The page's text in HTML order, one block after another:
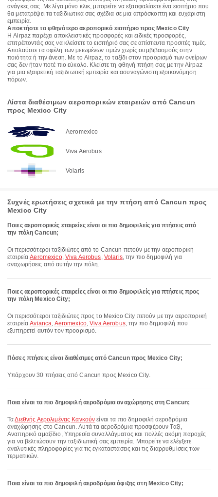
ανάγκες σας. Με λίγα μόνο κλικ, μπορείτε να εξασφαλίσετε ένα εισιτήριο που
θα μετατρέψει τα ταξιδιωτικά σας σχέδια σε μια απρόσκοπτη και ευχάριστη
εμπειρία.
Αποκτήστε το φθηνότερο αεροπορικό εισιτήριο προς Mexico City
Η Airpaz παρέχει αποκλειστικές προσφορές και ειδικές προσφορές,
επιτρέποντάς σας να κλείσετε το εισιτήριό σας σε απίστευτα προσιτές τιμές.
Απολαύστε τα οφέλη των μειωμένων τιμών χωρίς συμβιβασμούς στην
ποιότητα ή την άνεση. Με το Airpaz, το ταξίδι στον προορισμό των ονείρων
σας δεν ήταν ποτέ πιο εύκολο. Κλείστε τη φθηνή πτήση σας με την Airpaz
για μια εξαιρετική ταξιδιωτική εμπειρία και ασυναγώνιστη εξοικονόμηση
πόρων.
Λίστα διαθέσιμων αεροπορικών εταιρειών από Cancun
προς Mexico City
Aeromexico
Viva Aerobus
Volaris
Συχνές ερωτήσεις σχετικά με την πτήση από Cancun προς
Mexico City
Ποιες αεροπορικές εταιρείες είναι οι πιο δημοφιλείς για πτήσεις από
την πόλη Cancun;
Οι περισσότεροι ταξιδιώτες από το Cancun πετούν με την αεροπορική
εταιρείαAeromexico, Viva Aerobus, Volaris, την πιο δημοφιλή για
αναχωρήσεις από αυτήν την πόλη.
Ποιες αεροπορικές εταιρείες είναι οι πιο δημοφιλείς για πτήσεις προς
την πόλη Mexico City;
Οι περισσότεροι ταξιδιώτες προς το Mexico City πετούν με την αεροπορική
εταιρείαAvianca, Aeromexico,Viva Aerobus, την πιο δημοφιλή που
εξυπηρετεί αυτόν τον προορισμό.
Πόσες πτήσεις είναι διαθέσιμες από Cancun προς Mexico City;
Υπάρχουν 30 πτήσεις από Cancun προς Mexico City.
Ποια είναι τα πιο δημοφιλή αεροδρόμια αναχώρησης στη Cancun;
ΤαΔιεθνής Αερολιμένας Κανκούν είναι τα πιο δημοφιλή αεροδρόμια
αναχώρησης στο Cancun. Αυτά τα αεροδρόμια προσφέρουν Ταξί,
Αναπηρικό αμαξίδιο, Υπηρεσία συναλλάγματος και πολλές ακόμη παροχές
για να βελτιώσουν την ταξιδιωτική σας εμπειρία. Μπορείτε να ελέγξετε
αναλυτικές πληροφορίες για τις εγκαταστάσεις και τις διαρρυθμίσεις των
τερματικών.
Ποια είναι τα πιο δημοφιλή αεροδρόμια άφιξης στη Mexico City;